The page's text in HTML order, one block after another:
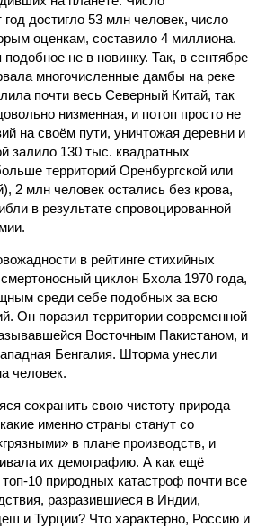
достигло 53 млн человек, число
оценкам, составило 4 миллиона.
не в новинку. Так, в сентябре
многочисленные дамбы на реке
почти весь Северный Китай, так
низменная, и потоп просто не
на своём пути, уничтожая деревни и
залило 130 тыс. квадратных
территорий Оренбургской или
2 млн человек остались без крова,
в результате спровоцированной
в рейтинге стихийных
циклон Бхола 1970 года,
среди себе подобных за всю
Он поразил территории современной
Восточным Пакистаном, и
Бенгалия. Шторма унесли
человек.
сохранить свою чистоту природа
именно страны станут со
в плане производств, и
их демографию. А как ещё
10 природных катастроф почти все
разразившиеся в Индии,
и Турции? Что характерно, Россию и